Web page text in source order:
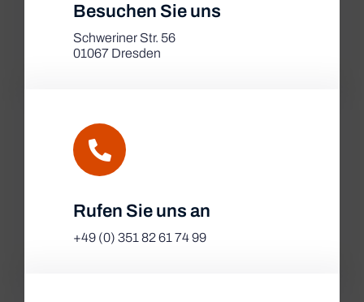
|Map tiles byCARTO, underCC BY 3.0
OpenStreetMap, under ODbL.
Besuchen Sie uns
Schweriner Str. 56
01067 Dresden
Rufen Sie uns an
+49 (0) 351 82 61 74 99